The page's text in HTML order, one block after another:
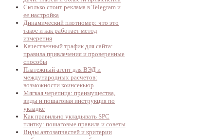
Сколько стоит реклама в Telegram и
ее настройка
Динамический плотномер: что это
такое и как работает метод
измерения
Качественный трафик для сайта:
правила привлечения и проверенные
способы
Платежный агент для ВЭД и
международных расчетов:
возможности коинсекьюр
Мягкая черепица: преимущества,
виды и пошаговая инструкция по
укладке
Как правильно укладывать SPC
плитку: пошаговые правила и советы
Виды автозапчастей и критерии